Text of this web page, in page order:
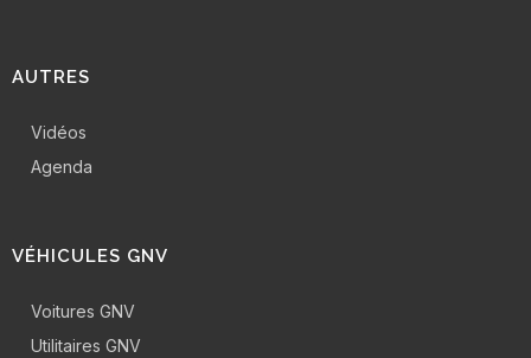
AUTRES
Vidéos
Agenda
VÉHICULES GNV
Voitures GNV
Utilitaires GNV